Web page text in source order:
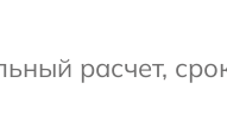
расчет,